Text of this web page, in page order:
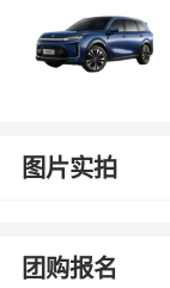
图片实拍
团购报名